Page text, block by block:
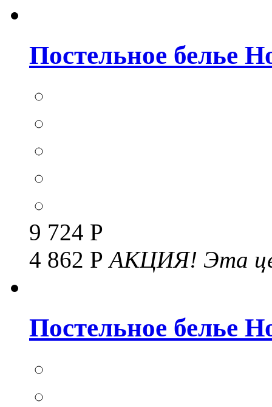
Постельное белье
9 724 Р
4 862 РАКЦИЯ! Эта
Постельное белье